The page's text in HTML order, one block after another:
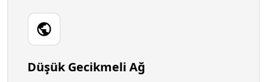
Düşük Gecikmeli Ağ